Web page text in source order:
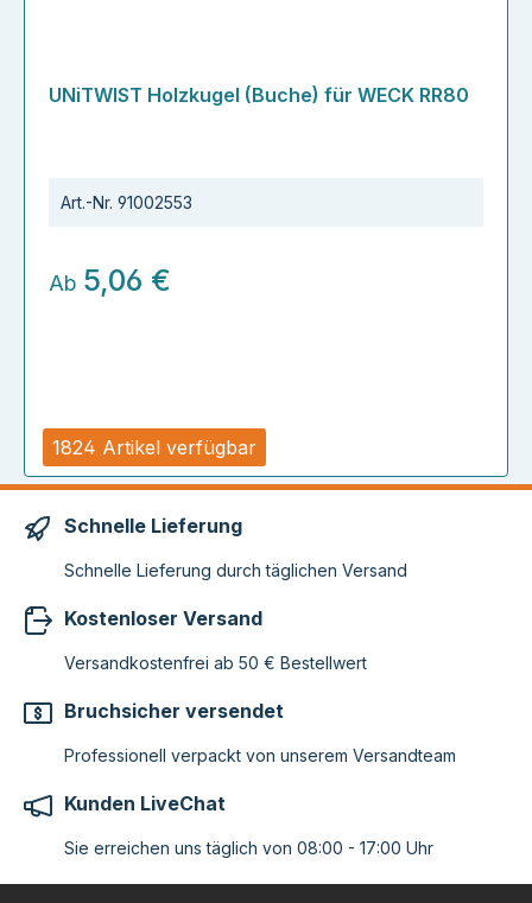
1824 Artikel verfügbar
UNiTWIST Holzkugel (Buche) für WECK RR80
Art.-Nr. 91002553
Ab 5,06 €
Schnelle Lieferung
Schnelle Lieferung durch täglichen Versand
Kostenloser Versand
Versandkostenfrei ab 50 € Bestellwert
Bruchsicher versendet
Professionell verpackt von unserem Versandteam
Kunden LiveChat
Sie erreichen uns täglich von 08:00 - 17:00 Uhr